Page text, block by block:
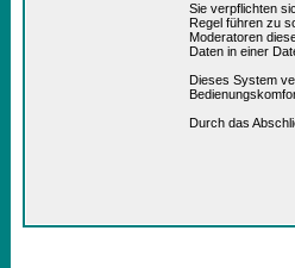
Sie verpflichten
Regel führen zu
Moderatoren
Daten in einer
Dieses System
Durch das